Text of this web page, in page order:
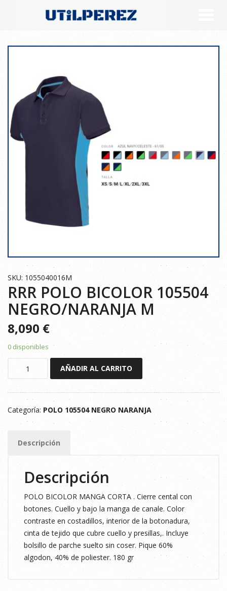
SKU: 1055040016M
RRR POLO BICOLOR 105504
NEGRO/NARANJA M
8,090 €
0 disponibles
BICOLOR
105504
NEGRO/NARANJA
AÑADIR AL CARRITO
Categoría: POLO 105504 NEGRO NARANJA
Descripción
Descripción
POLO BICOLOR MANGA CORTA . Cierre cental con
botones. Cuello y bajo la manga de canale. Color
contraste en costadillos, interior de la botonadura,
cinta de tejido que cubre cuello y presillas,. Incluye
bolsillo de parche suelto sin coser. Pique 60%
algodon, 40% de poliester. 180 gr